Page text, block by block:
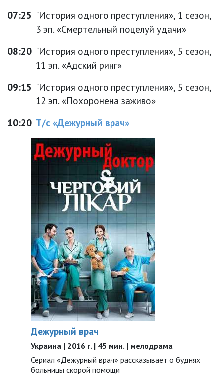
07:25 "История одного преступления», 1 сезон,
3 эп. «Смертельный поцелуй удачи»
08:20 "История одного преступления», 5 сезон,
11 эп. «Адский ринг»
09:15 "История одного преступления», 5 сезон,
12 эп. «Похоронена заживо»
10:20 Т/с «Дежурный врач»
Дежурный врач
Украина | 2016 г. | 45 мин. | мелодрама
Сериал «Дежурный врач» рассказывает о буднях
больницы скорой помощи